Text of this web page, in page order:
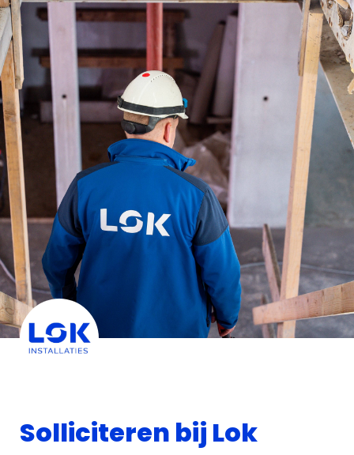
Solliciteren bij Lok